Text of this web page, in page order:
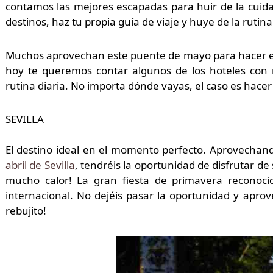
contamos las mejores escapadas para huir de la
destinos, haz tu propia guía de viaje y huye de la
Muchos aprovechan este puente de mayo para hacer
hoy te queremos contar algunos de los hoteles
rutina diaria. No importa dónde vayas, el caso es
SEVILLA
El destino ideal en el momento perfecto.
abril de Sevilla, tendréis la oportunidad de disfrutar de
mucho calor! La gran fiesta de primavera
internacional. No dejéis pasar la oportunidad y
rebujito!